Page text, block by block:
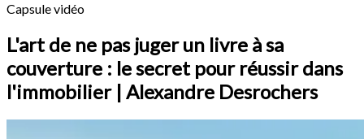
Capsule vidéo
L'art de ne pas juger un livre à sa
couverture : le secret pour réussir dans
l'immobilier | Alexandre Desrochers